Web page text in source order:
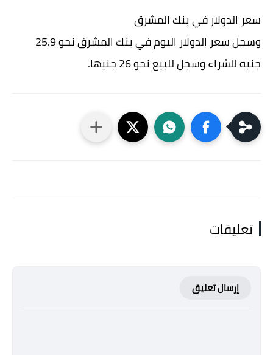
سعر الدولار في بنك المشرق
وسجل سعر الدولار اليوم في بنك المشرق نحو 25.9
جنيه للشراء وسجل للبيع نحو 26 جنيها.
تعليقات
إرسال تعليق